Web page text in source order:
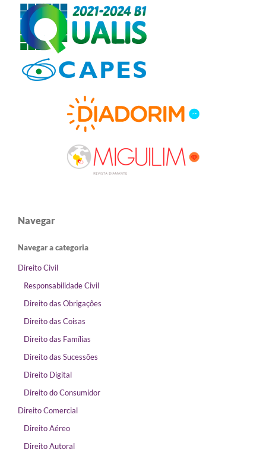
Navegar
Navegar a categoria
Direito Civil
Responsabilidade Civil
Direito das Obrigações
Direito das Coisas
Direito das Famílias
Direito das Sucessões
Direito Digital
Direito do Consumidor
Direito Comercial
Direito Aéreo
Direito Autoral